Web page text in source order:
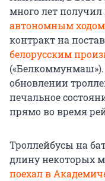
много лет
автономным ходом
контракт на
белорусским
обновлении
печальное
прямо во время
Троллейбусы на
длину некоторых
поехал в